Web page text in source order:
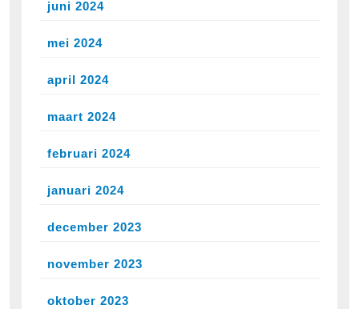
juni 2024
mei 2024
april 2024
maart 2024
februari 2024
januari 2024
december 2023
november 2023
oktober 2023